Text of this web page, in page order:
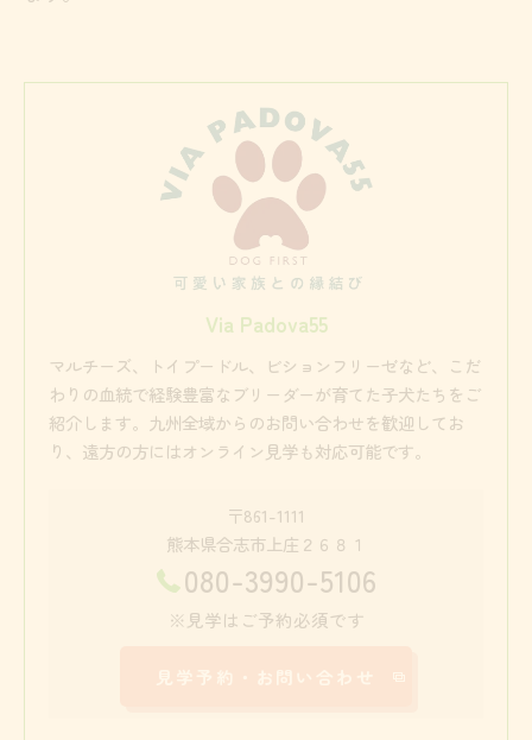
Via Padova55
マルチーズ、トイプードル、ビションフリーゼなど、こだ
わりの血統で経験豊富なブリーダーが育てた子犬たちをご
紹介します。九州全域からのお問い合わせを歓迎してお
り、遠方の方にはオンライン見学も対応可能です。
〒861-1111
熊本県合志市上庄２６８１
080-3990-5106
※見学はご予約必須です